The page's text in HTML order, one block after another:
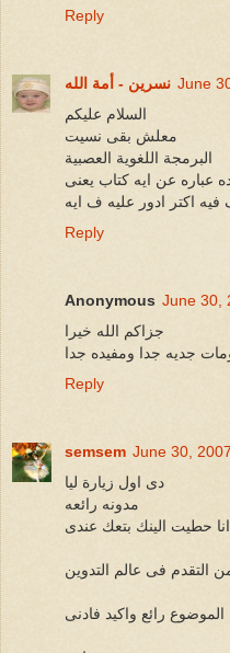
Reply
نسرين - أمة الله June
السلام عليكم
معلش بقى نسيت
البرمجة اللغوية العصبية
عباره عن ايه كتاب يعنى
اكتر ادور عليه ف ايه
Reply
Anonymous June 30,
جزاكم الله خيرا
جديه جدا ومفيده جدا
Reply
semsem June 30,
دى اول زيارة ليا
مدونه رائعه
حطيت الينك بتعك عندى
التقدم فى عالم التدوين
الموضوع رائع واكيد فادنى